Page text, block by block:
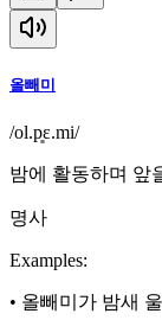
올빼미
/ol.p͈ɛ.mi/
밤에 활동하며 앞
명사
Examples:
• 올빼미가 밤새